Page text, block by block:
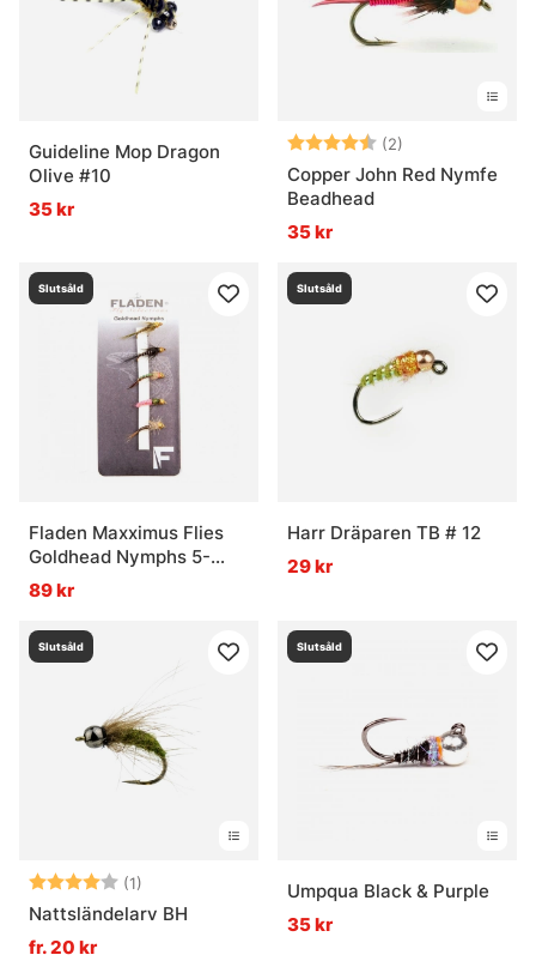
Guideline Mop Dragon
Olive #10
35 kr
Betyg: (2)
Copper John Red Nymfe
Beadhead
35 kr
Slutsåld
Fladen Maxximus Flies
Goldhead Nymphs 5-
pack
89 kr
Slutsåld
Harr Dräparen TB # 12
29 kr
Slutsåld
Betyg: (1)
4.0 utav 5 stjärnor
Nattsländelarv BH
fr. 20 kr
Slutsåld
Umpqua Black & Purple
35 kr